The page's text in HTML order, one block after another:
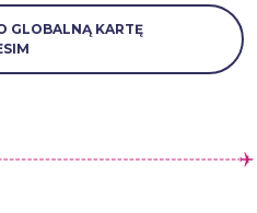
GLOBALNĄ KARTĘ